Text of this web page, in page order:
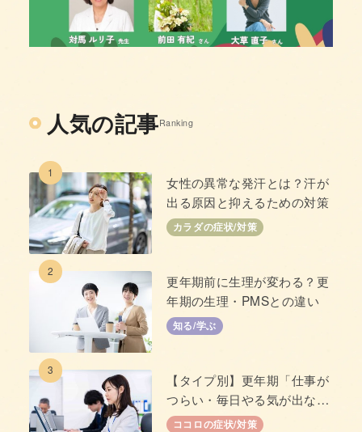
人気の記事Ranking
1
女性の異常な発汗とは？汗が
出る原因と抑えるための対策
カラダの症状/対策
2
更年期前に生理が変わる？更
年期の生理・PMSとの違い
知る/学ぶ
3
【タイプ別】更年期「仕事が
つらい・毎日やる気が出な
い」原因と対策
ココロの症状/対策